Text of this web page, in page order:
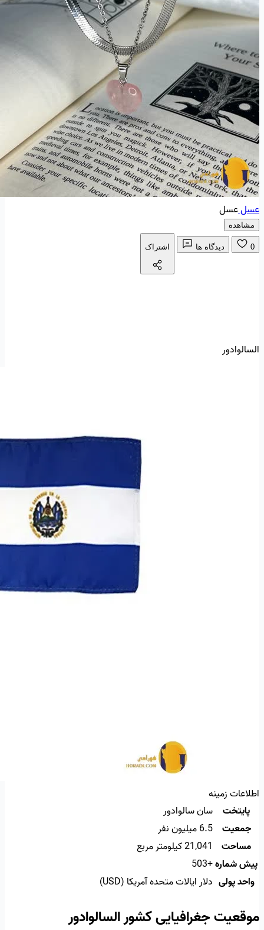
عسلعسل
مشاهده
0 دیدگاه ها اشتراک
السالوادور
اطلاعات زمینه
پایتخت
سان سالوادور
جمعیت
6.5 میلیون نفر
مساحت
21,041 کیلومتر مربع
پیش شماره+503
واحد پولی دلار ایالات متحده آمریکا (USD)
موقعیت جغرافیایی کشور السالوادور